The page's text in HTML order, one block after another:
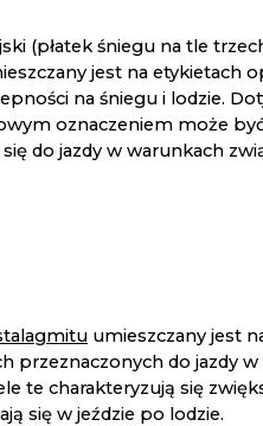
(płatek śniegu na tle
jest na etykietach
na śniegu i lodzie.
oznaczeniem może
do jazdy w warunkach
umieszczany jest
przeznaczonych do jazdy w
te charakteryzują się
się w jeździe po lodzie.